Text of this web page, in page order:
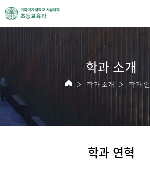
학과 소개
학과 소개 학과
학과 연혁